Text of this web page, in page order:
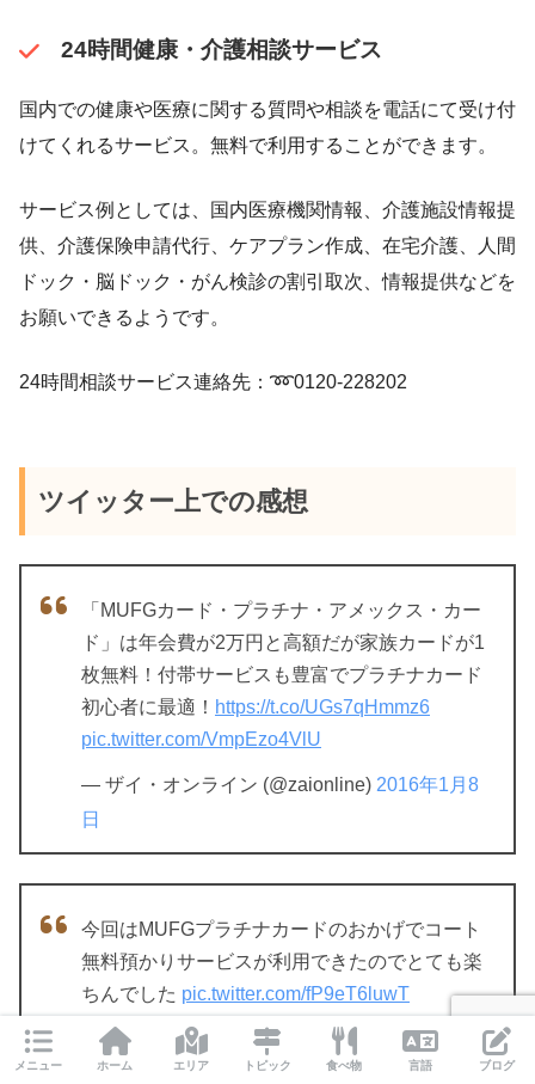
24時間健康・介護相談サービス
国内での健康や医療に関する質問や相談を電話にて受け付
けてくれるサービス。無料で利用することができます。
サービス例としては、国内医療機関情報、介護施設情報提
供、介護保険申請代行、ケアプラン作成、在宅介護、人間
ドック・脳ドック・がん検診の割引取次、情報提供などを
お願いできるようです。
24時間相談サービス連絡先：➿0120-228202
ツイッター上での感想
「MUFGカード・プラチナ・アメックス・カー
ド」は年会費が2万円と高額だが家族カードが1
枚無料！付帯サービスも豊富でプラチナカード
初心者に最適！ https://t.co/UGs7qHmmz6
pic.twitter.com/VmpEzo4VlU
— ザイ・オンライン (@zaionline) 2016年1月8
日
今回はMUFGプラチナカードのおかげでコート
無料預かりサービスが利用できたのでとても楽
ちんでした pic.twitter.com/fP9eT6luwT
— あつこ@ (@atsuko_travel)2017年1月9日
メニュー ホーム エリア トピック 食べ物 言語 ブログ